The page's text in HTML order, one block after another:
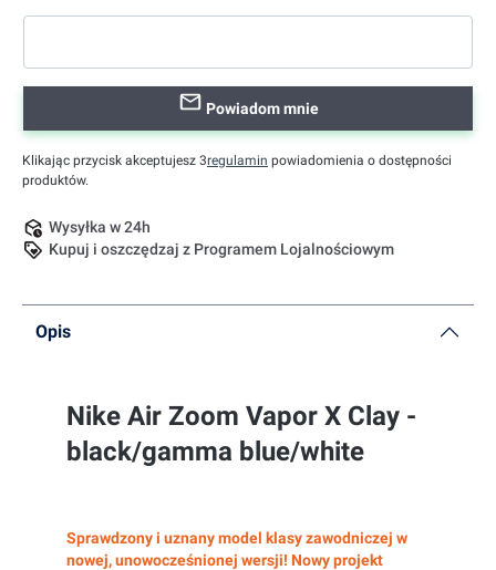
Powiadom mnie
Klikając przycisk akceptujesz 3regulamin powiadomienia o dostępności
produktów.
Wysyłka w 24h
Kupuj i oszczędzaj z Programem Lojalnościowym
Opis
Nike Air Zoom Vapor X Clay -
black/gamma blue/white
Sprawdzony i uznany model klasy zawodniczej w
nowej, unowocześnionej wersji! Nowy projekt